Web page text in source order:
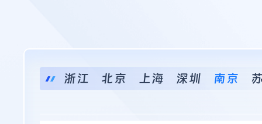
浙江 北京 上海 深圳 南京